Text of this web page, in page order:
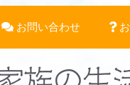
お問い合わせ